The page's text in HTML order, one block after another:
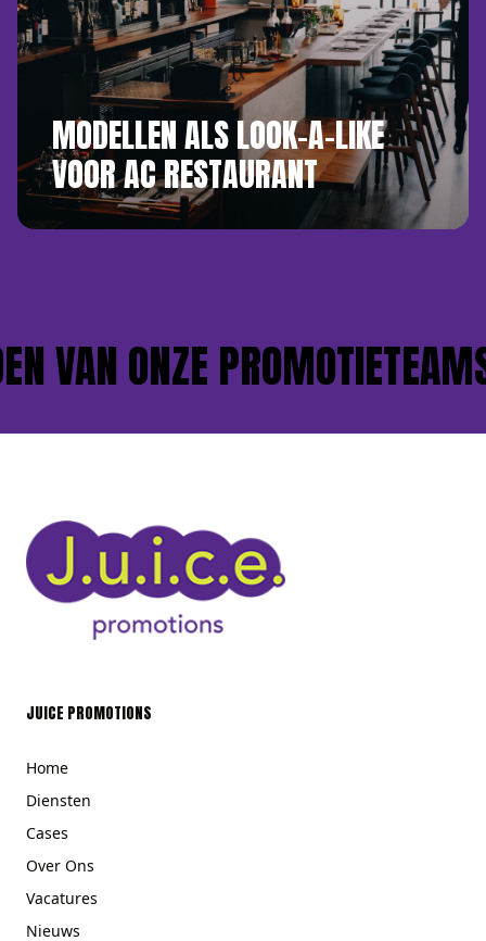
MODELLEN ALS LOOK-A-LIKE
VOOR AC RESTAURANT
ONZE PROMOTIETEAMS?
JUICE PROMOTIONS
Home
Diensten
Cases
Over Ons
Vacatures
Nieuws